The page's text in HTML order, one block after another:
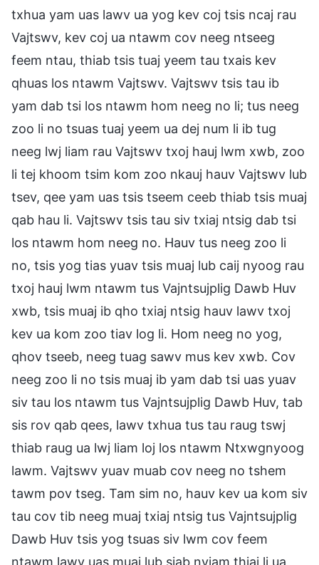
txhua yam uas lawv ua yog kev coj tsis ncaj rau
Vajtswv, kev coj ua ntawm cov neeg ntseeg
feem ntau, thiab tsis tuaj yeem tau txais kev
qhuas los ntawm Vajtswv. Vajtswv tsis tau ib
yam dab tsi los ntawm hom neeg no li; tus neeg
zoo li no tsuas tuaj yeem ua dej num li ib tug
neeg lwj liam rau Vajtswv txoj hauj lwm xwb, zoo
li tej khoom tsim kom zoo nkauj hauv Vajtswv lub
tsev, qee yam uas tsis tseem ceeb thiab tsis muaj
qab hau li. Vajtswv tsis tau siv txiaj ntsig dab tsi
los ntawm hom neeg no. Hauv tus neeg zoo li
no, tsis yog tias yuav tsis muaj lub caij nyoog rau
txoj hauj lwm ntawm tus Vajntsujplig Dawb Huv
xwb, tsis muaj ib qho txiaj ntsig hauv lawv txoj
kev ua kom zoo tiav log li. Hom neeg no yog,
qhov tseeb, neeg tuag sawv mus kev xwb. Cov
neeg zoo li no tsis muaj ib yam dab tsi uas yuav
siv tau los ntawm tus Vajntsujplig Dawb Huv, tab
sis rov qab qees, lawv txhua tus tau raug tswj
thiab raug ua lwj liam loj los ntawm Ntxwgnyoog
lawm. Vajtswv yuav muab cov neeg no tshem
tawm pov tseg. Tam sim no, hauv kev ua kom siv
tau cov tib neeg muaj txiaj ntsig tus Vajntsujplig
Dawb Huv tsis yog tsuas siv lwm cov feem
ntawm lawv uas muaj lub siab nyiam thiaj li ua